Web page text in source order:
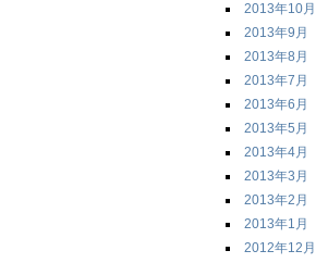
2013年10月
2013年9月
2013年8月
2013年7月
2013年6月
2013年5月
2013年4月
2013年3月
2013年2月
2013年1月
2012年12月